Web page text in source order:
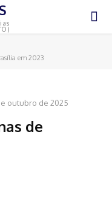
em 2023
outubro de 2025
de